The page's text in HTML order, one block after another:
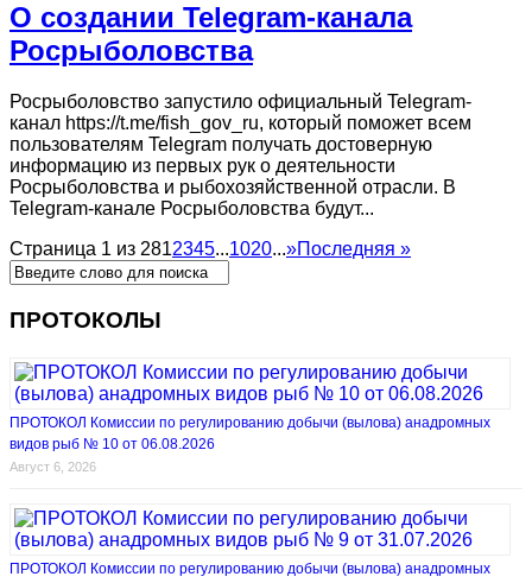
О создании Telegram-канала
Росрыболовства
Росрыболовство запустило официальный Telegram-
канал https://t.me/fish_gov_ru, который поможет всем
пользователям Telegram получать достоверную
информацию из первых рук о деятельности
Росрыболовства и рыбохозяйственной отрасли. В
Telegram-канале Росрыболовства будут...
Страница 1 из 2812345...1020...»Последняя »
ПРОТОКОЛЫ
ПРОТОКОЛ Комиссии по регулированию добычи (вылова) анадромных
видов рыб № 10 от 06.08.2026
Август 6, 2026
ПРОТОКОЛ Комиссии по регулированию добычи (вылова) анадромных